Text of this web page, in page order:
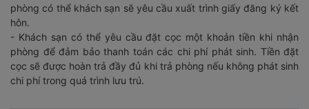
phòng có thể khách sạn sẽ yêu cầu xuất trình giấy đăng ký kết
hôn.
- Khách sạn có thể yêu cầu đặt cọc một khoản tiền khi nhận
phòng để đảm bảo thanh toán các chi phí phát sinh. Tiền đặt
cọc sẽ được hoàn trả đầy đủ khi trả phòng nếu không phát sinh
chi phí trong quá trình lưu trú.